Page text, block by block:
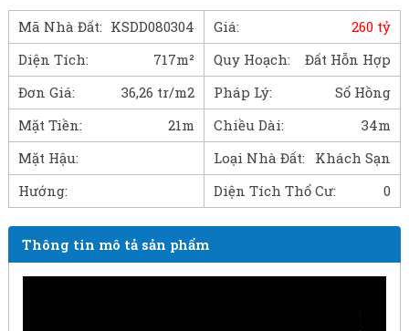
Mã Nhà Đất: KSDD080304 Giá:
260 tỷ
Diện Tích:
717m² Quy Hoạch:
Đất Hỗn Hợp
Đơn Giá:
36,26 tr/m2 Pháp Lý:
Sổ Hồng
Mặt Tiền:
21m Chiều Dài:
34m
Mặt Hậu:
Loại Nhà Đất: Khách Sạn
Hướng:
Diện Tích Thổ Cư: 0
Thông tin mô tả sản phẩm